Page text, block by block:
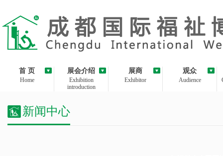
首 页
Home
展会介绍
Exhibition
introduction
展商
Exhibitor
观众
Audience
新闻中心